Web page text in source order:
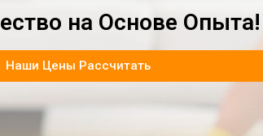
на Основе Опыта!
Наши Цены Рассчитать